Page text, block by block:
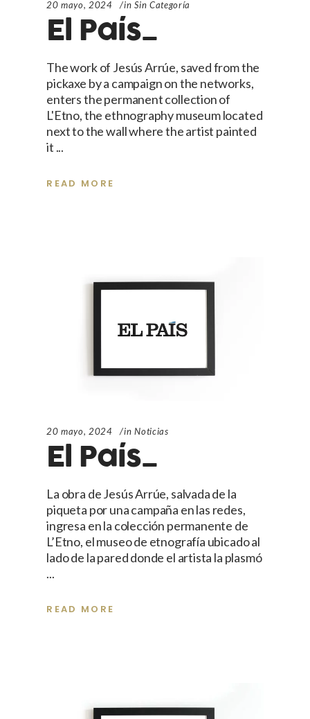
20 mayo, 2024 in Sin Categoría
El País_
The work of Jesús Arrúe, saved from the
pickaxe by a campaign on the networks,
enters the permanent collection of
L'Etno, the ethnography museum located
next to the wall where the artist painted
it
READ MORE
20 mayo, 2024 in Noticias
El País_
La obra de Jesús Arrúe, salvada de la
piqueta por una campaña en las redes,
ingresa en la colección permanente de
L’Etno, el museo de etnografía ubicado al
lado de la pared donde el artista la plasmó
READ MORE